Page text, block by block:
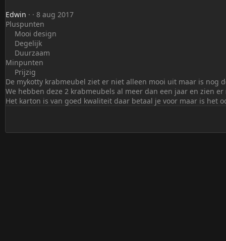
Edwin
5
,
0
0
k
a
t
(
t
e
8 aug 2017
Pluspunten
Mooi design
Degelijk
Duurzaam
Minpunten
Prijzig
De mykotty krabmeubel ziet er niet alleen mooi uit maar is nog
We hebben deze 2 krabmeubels al meer dan een jaar en zien
Het karton is van goed kwaliteit daar betaal je voor maar is het